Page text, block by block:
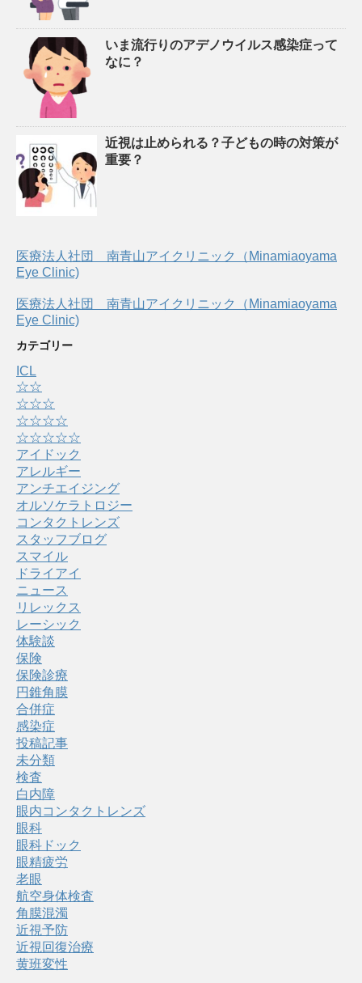
いま流行りのアデノウイルス感染症って
なに？
近視は止められる？子どもの時の対策が
重要？
医療法人社団 南青山アイクリニック（Minamiaoyama
Eye Clinic)
医療法人社団 南青山アイクリニック（Minamiaoyama
Eye Clinic)
カテゴリー
ICL
☆☆
☆☆☆
☆☆☆☆
☆☆☆☆☆
アイドック
アレルギー
アンチエイジング
オルソケラトロジー
コンタクトレンズ
スタッフブログ
スマイル
ドライアイ
ニュース
リレックス
レーシック
体験談
保険
保険診療
円錐角膜
合併症
感染症
投稿記事
未分類
検査
白内障
眼内コンタクトレンズ
眼科
眼科ドック
眼精疲労
老眼
航空身体検査
角膜混濁
近視予防
近視回復治療
黄班変性